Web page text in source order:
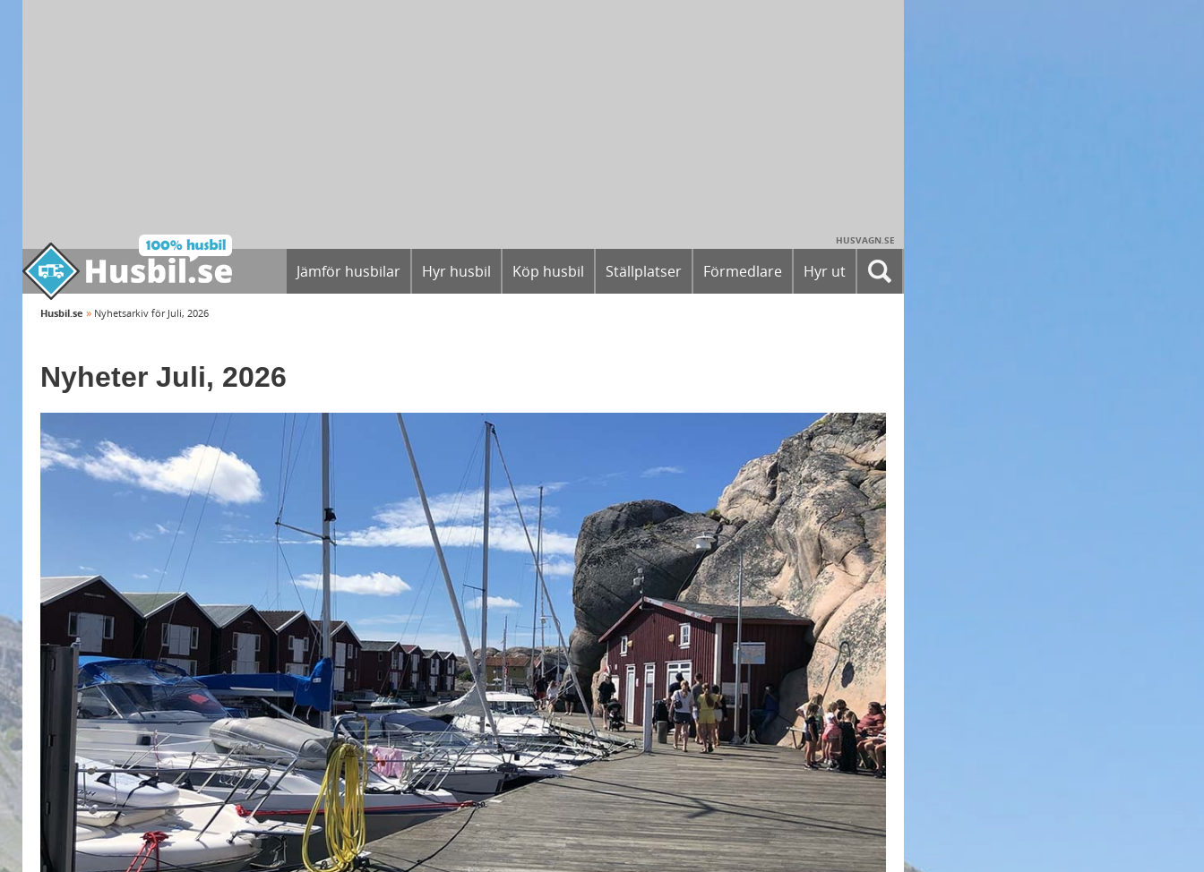
HUSVAGN.SE
Jämför husbilar Hyr husbil Köp husbil Ställplatser Förmedlare Hyr ut
Husbil.se » Nyhetsarkiv för Juli, 2026
Nyheter Juli, 2026